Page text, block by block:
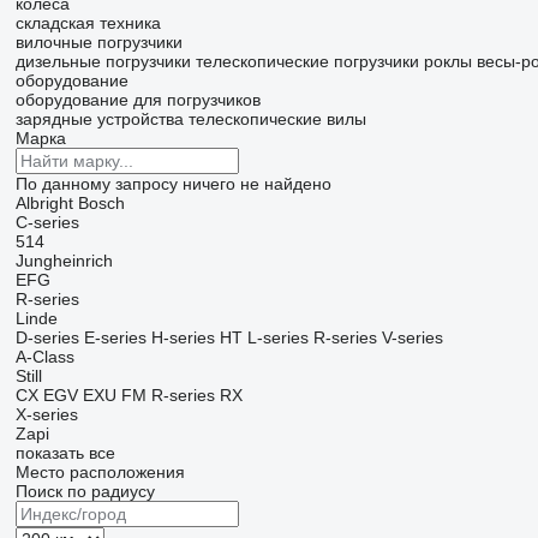
складская техника
вилочные погрузчики
дизельные погрузчики телескопические погрузчики роклы весы-
оборудование
оборудование для погрузчиков
зарядные устройства телескопические вилы
Марка
По данному запросу ничего не найдено
Albright Bosch
C-series
514
Jungheinrich
EFG
R-series
Linde
D-series E-series H-series HT L-series R-series V-series
A-Class
Still
CX EGV EXU FM R-series RX
X-series
Zapi
показать все
Место расположения
Поиск по радиусу